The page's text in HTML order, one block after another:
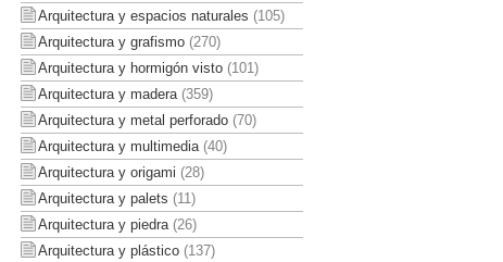
Arquitectura y espacios naturales (105)
Arquitectura y grafismo(270)
Arquitectura y hormigón visto(101)
Arquitectura y madera(359)
Arquitectura y metal perforado(70)
Arquitectura y multimedia(40)
Arquitectura y origami (28)
Arquitectura y palets (11)
Arquitectura y piedra(26)
Arquitectura y plástico(137)